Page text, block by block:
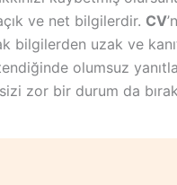
ve net bilgilerdir. CV
bilgilerden uzak ve
olumsuz
zor bir durum da